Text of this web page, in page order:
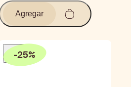
Agregar
-25%